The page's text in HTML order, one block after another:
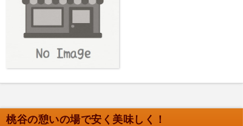
桃谷の憩いの場で安く美味しく！